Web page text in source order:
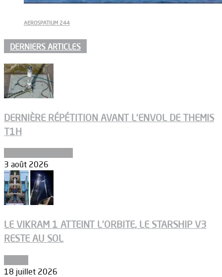
AEROSPATIUM 244
DERNIERS ARTICLES
DERNIÈRE RÉPÉTITION AVANT L’ENVOL DE THEMIS
T1H
3 août 2026
LE VIKRAM 1 ATTEINT L’ORBITE, LE STARSHIP V3
RESTE AU SOL
18 juillet 2026